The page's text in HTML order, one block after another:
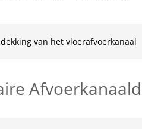
van het vloerafvoerkanaal